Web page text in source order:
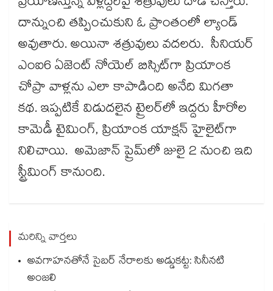
దాన్నుంచి తప్పించుకుని ఓ ప్రాంతంలో ల్యాండ్
అవుతారు. అయినా శత్రువులు వదలరు. సీనియర్‌‌‌‌‌‌‌‌‌‌‌‌‌‌‌‌‌‌‌‌‌‌‌‌‌‌‌‌‌‌‌‌
ఎంఐ6 ఏజెంట్ నోయెల్ బిస్సిట్‌‌‌‌‌‌‌‌‌‌‌‌‌‌‌‌గా ప్రియాంక
చోప్రా వాళ్లను ఎలా కాపాడింది అనేది మిగతా
కథ. ఇప్పటికే విడుదలైన ట్రైలర్‌‌‌‌‌‌‌‌‌‌‌‌‌‌‌‌‌‌‌‌‌‌‌‌‌‌‌‌‌‌‌‌లో ఇద్దరు హీరోల
కామెడీ టైమింగ్, ప్రియాంక యాక్షన్‌‌‌‌‌‌‌‌‌‌‌‌‌‌‌‌ హైలైట్‌‌‌‌‌‌‌‌‌‌‌‌‌‌‌‌గా
నిలిచాయి. అమెజాన్ ప్రైమ్‌‌‌‌‌‌‌‌‌‌‌‌‌‌‌‌లో జులై 2 నుంచి ఇది
స్ట్రీమింగ్ కానుంది.
మరిన్ని వార్తలు
అవగాహనతోనే సైబర్ నేరాలకు అడ్డుకట్ట: సినీనటి
అంజలి